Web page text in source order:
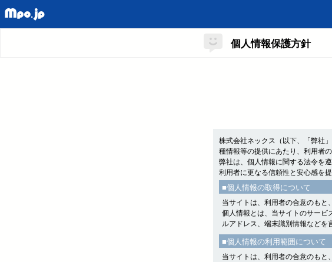
個人情報保護方針
株式会社ネックス（以下、「弊社
種情報等の提供にあたり、利用者
弊社は、個人情報に関する法令を
利用者に更なる信頼性と安心感を
■個人情報の取得について
当サイトは、利用者の合意のもと
個人情報とは、当サイトのサービ
ルアドレス、端末識別情報などを
■個人情報の利用範囲について
当サイトは、利用者の合意のも